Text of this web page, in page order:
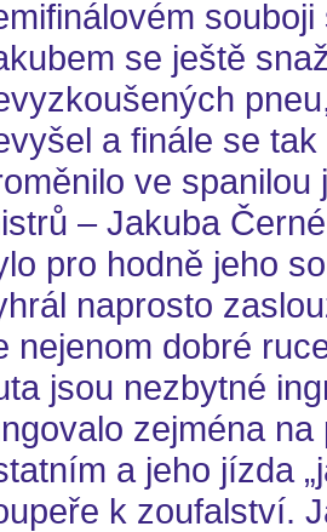
se ještě
a finále se
ve
– Jakuba
pro hodně jeho
naprosto
nejenom dobré
jsou nezbytné
zejména
a jeho jízda
k zoufalství.